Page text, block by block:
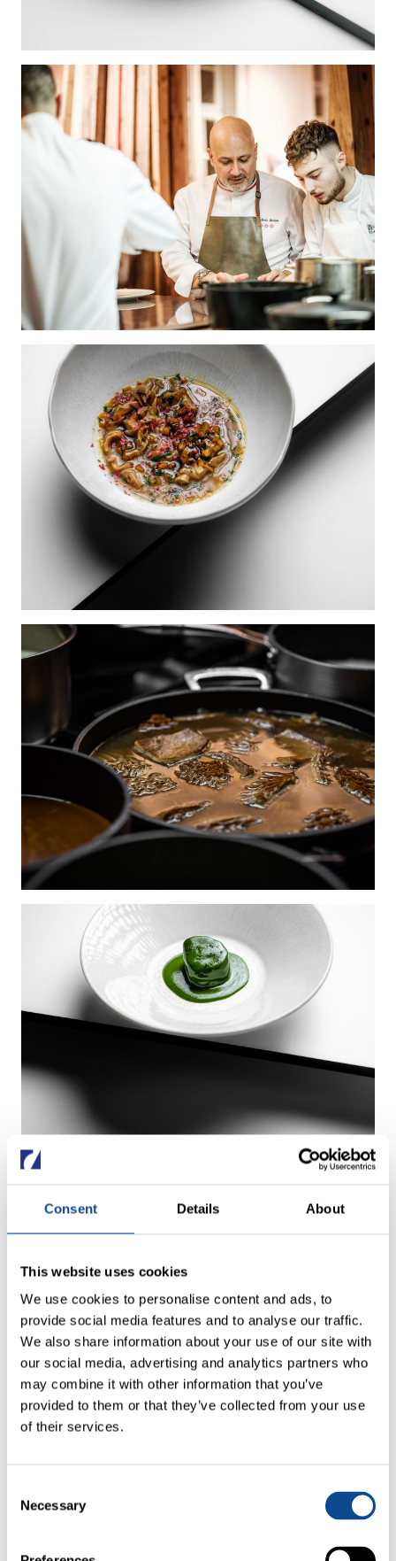
Consent Details About
This website uses cookies
We use cookies to personalise content and ads, to
provide social media features and to analyse our traffic.
We also share information about your use of our site with
our social media, advertising and analytics partners who
may combine it with other information that you’ve
provided to them or that they’ve collected from your use
of their services.
Selection
Necessary